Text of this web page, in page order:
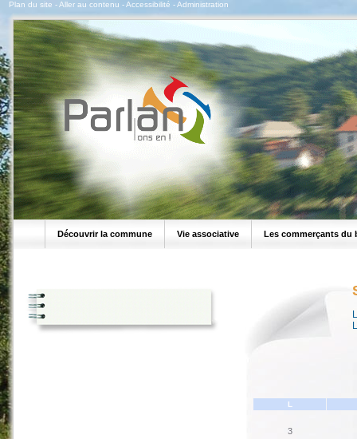
Plan du site -Aller au contenu -Accessibilité -Administration
Découvrir la commune Vie associative Les commerçants du
L
3